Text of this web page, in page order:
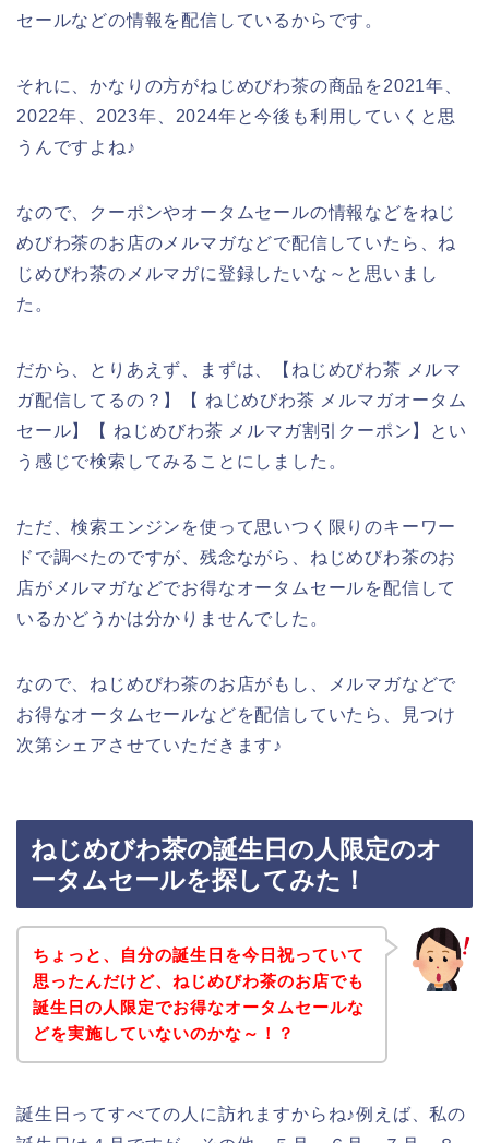
セールなどの情報を配信しているからです。
それに、かなりの方がねじめびわ茶の商品を2021年、
2022年、2023年、2024年と今後も利用していくと思
うんですよね♪
なので、クーポンやオータムセールの情報などをねじ
めびわ茶のお店のメルマガなどで配信していたら、ね
じめびわ茶のメルマガに登録したいな～と思いまし
た。
だから、とりあえず、まずは、【ねじめびわ茶 メルマ
ガ配信してるの？】【 ねじめびわ茶 メルマガオータム
セール】【 ねじめびわ茶 メルマガ割引クーポン】とい
う感じで検索してみることにしました。
ただ、検索エンジンを使って思いつく限りのキーワー
ドで調べたのですが、残念ながら、ねじめびわ茶のお
店がメルマガなどでお得なオータムセールを配信して
いるかどうかは分かりませんでした。
なので、ねじめびわ茶のお店がもし、メルマガなどで
お得なオータムセールなどを配信していたら、見つけ
次第シェアさせていただきます♪
ねじめびわ茶の誕生日の人限定のオ
ータムセールを探してみた！
ちょっと、自分の誕生日を今日祝っていて
思ったんだけど、ねじめびわ茶のお店でも
誕生日の人限定でお得なオータムセールな
どを実施していないのかな～！？
誕生日ってすべての人に訪れますからね♪例えば、私の